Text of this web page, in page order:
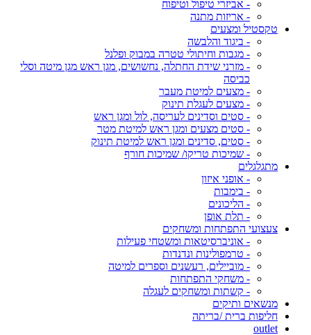
- אביזרי טיפול וטיפוח
- אריזות מתנה
טקסטיל ומצעים
- ביגוד והלבשה
- מגבות וחיתולי טטרה במבוק ופלנל
- מזרני שידת החתלה, נחשושים, מגן ראש מגן מיטה וסלי
כביסה
- מצעים למיטת מעבר
- מצעים לעגלת תינוק
- סטים וסדינים לעריסה, לול ומגן ראש
- סטים מצעים ומגן ראש למיטת מטר
- סטים, סדינים ומגן ראש למיטת תינוק
- שמיכות טריקו/ שמיכות חורף
מתגלגלים
- אופני איזון
- בימבות
- הליכונים
- תלת אופן
צעצועי התפתחות ומשחקים
- אוניברסיטאות ומשטחי פעילות
- טרמפולינות ונדנדות
- מוביילים, רעשנים וספרים למיטה
- משחקי התפתחות
- קשתות ומשחקים לעגלה
מנשאים ותיקים
חליפות ברית /בריתה
outlet